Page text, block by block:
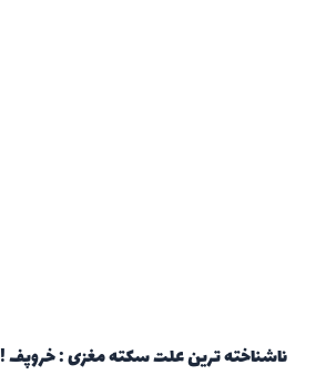
ناشناخته ترین علت سکته مغزی : خروپف !